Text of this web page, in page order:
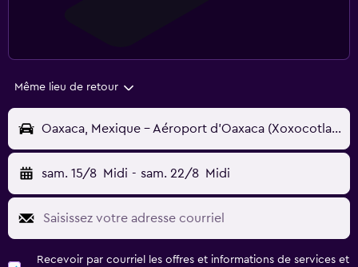
Même lieu de retour
Oaxaca, Mexique - Aéroport d'Oaxaca (Xoxocotlan) (OAX)
sam. 15/8 Midi - sam. 22/8 Midi
Recevoir par courriel les offres et informations de services et